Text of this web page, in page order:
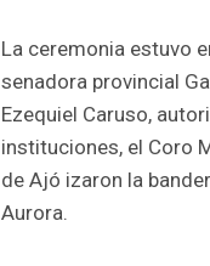
La ceremonia estuvo
senadora provincial
Ezequiel Caruso,
instituciones, el Coro
de Ajó izaron la
Aurora.